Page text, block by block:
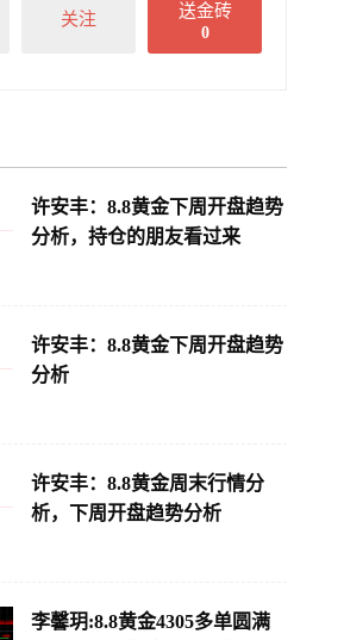
关注 送金砖
0
许安丰：8.8黄金下周开盘趋势
分析，持仓的朋友看过来
许安丰：8.8黄金下周开盘趋势
分析
许安丰：8.8黄金周末行情分
析，下周开盘趋势分析
李馨玥:8.8黄金4305多单圆满